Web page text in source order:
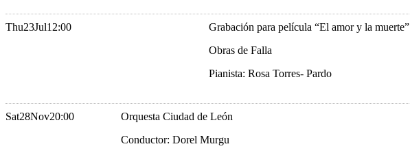
Thu23Jul12:00
Grabación para película “El amor y la muerte”
Obras de Falla
Pianista: Rosa Torres- Pardo
Sat28Nov20:00
Orquesta Ciudad de León
Conductor: Dorel Murgu